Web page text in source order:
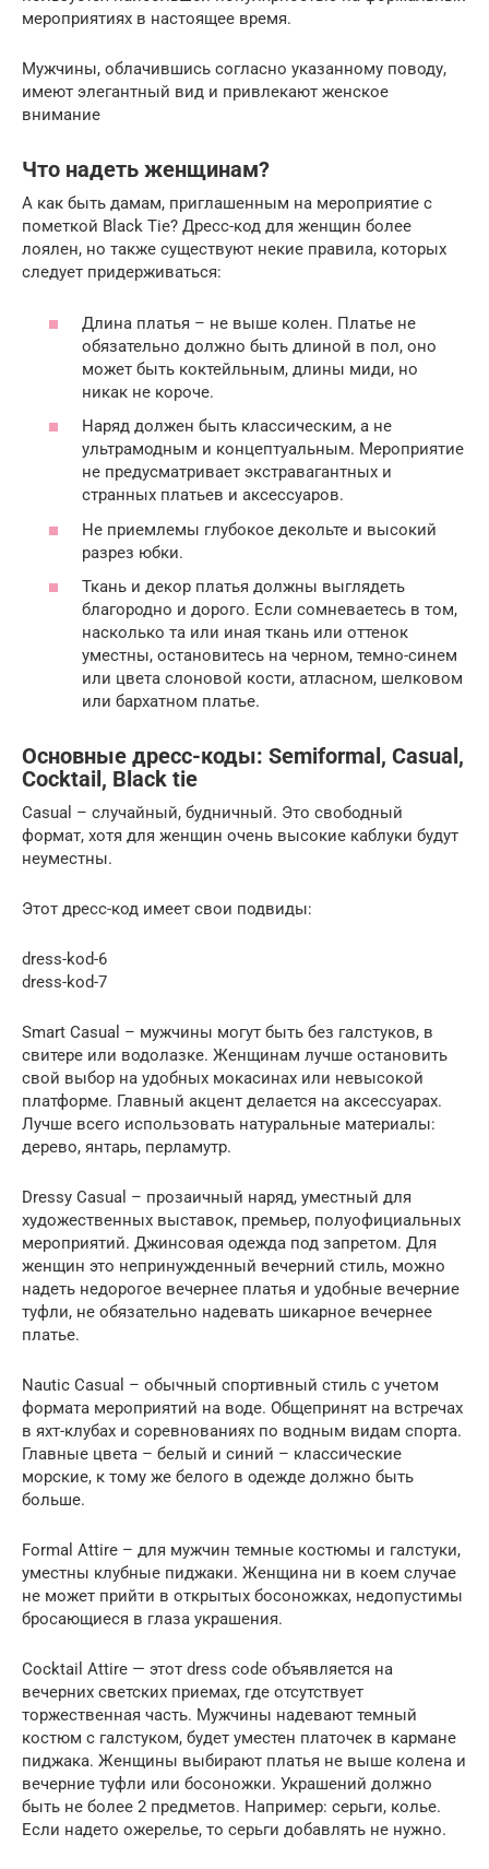
мероприятиях в настоящее время.
Мужчины, облачившись согласно указанному поводу,
имеют элегантный вид и привлекают женское
внимание
Что надеть женщинам?
А как быть дамам, приглашенным на мероприятие с
пометкой Black Tie? Дресс-код для женщин более
лоялен, но также существуют некие правила, которых
следует придерживаться:
Длина платья – не выше колен. Платье не
обязательно должно быть длиной в пол, оно
может быть коктейльным, длины миди, но
никак не короче.
Наряд должен быть классическим, а не
ультрамодным и концептуальным. Мероприятие
не предусматривает экстравагантных и
странных платьев и аксессуаров.
Не приемлемы глубокое декольте и высокий
разрез юбки.
Ткань и декор платья должны выглядеть
благородно и дорого. Если сомневаетесь в том,
насколько та или иная ткань или оттенок
уместны, остановитесь на черном, темно-синем
или цвета слоновой кости, атласном, шелковом
или бархатном платье.
Основные дресс-коды: Semiformal, Casual,
Cocktail, Black tie
Casual – случайный, будничный. Это свободный
формат, хотя для женщин очень высокие каблуки будут
неуместны.
Этот дресс-код имеет свои подвиды:
dress-kod-6
dress-kod-7
Smart Casual – мужчины могут быть без галстуков, в
свитере или водолазке. Женщинам лучше остановить
свой выбор на удобных мокасинах или невысокой
платформе. Главный акцент делается на аксессуарах.
Лучше всего использовать натуральные материалы:
дерево, янтарь, перламутр.
Dressy Casual – прозаичный наряд, уместный для
художественных выставок, премьер, полуофициальных
мероприятий. Джинсовая одежда под запретом. Для
женщин это непринужденный вечерний стиль, можно
надеть недорогое вечернее платья и удобные вечерние
туфли, не обязательно надевать шикарное вечернее
платье.
Nautic Casual – обычный спортивный стиль с учетом
формата мероприятий на воде. Общепринят на встречах
в яхт-клубах и соревнованиях по водным видам спорта.
Главные цвета – белый и синий – классические
морские, к тому же белого в одежде должно быть
больше.
Formal Attire – для мужчин темные костюмы и галстуки,
уместны клубные пиджаки. Женщина ни в коем случае
не может прийти в открытых босоножках, недопустимы
бросающиеся в глаза украшения.
Cocktail Attire — этот dress code объявляется на
вечерних светских приемах, где отсутствует
торжественная часть. Мужчины надевают темный
костюм с галстуком, будет уместен платочек в кармане
пиджака. Женщины выбирают платья не выше колена и
вечерние туфли или босоножки. Украшений должно
быть не более 2 предметов. Например: серьги, колье.
Если надето ожерелье, то серьги добавлять не нужно.